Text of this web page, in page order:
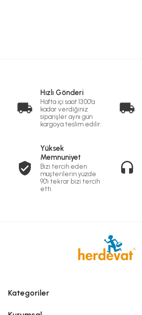
Hızlı Gönderi
Hafta içi saat 13:00'a
kadar verdiğiniz
siparişler aynı gün
kargoya teslim edilir.
Yüksek
Memnuniyet
Bizi tercih eden
müşterilerin yüzde
90'ı tekrar bizi tercih
etti.
Kategoriler